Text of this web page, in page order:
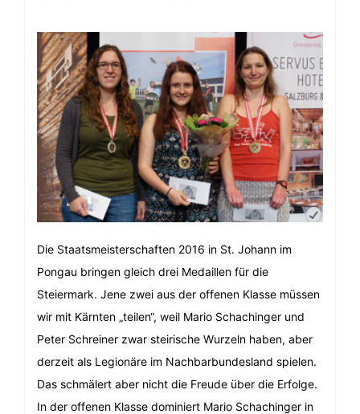
Die Staatsmeisterschaften 2016 in St. Johann im
Pongau bringen gleich drei Medaillen für die
Steiermark. Jene zwei aus der offenen Klasse müssen
wir mit Kärnten „teilen“, weil Mario Schachinger und
Peter Schreiner zwar steirische Wurzeln haben, aber
derzeit als Legionäre im Nachbarbundesland spielen.
Das schmälert aber nicht die Freude über die Erfolge.
In der offenen Klasse dominiert Mario Schachinger in